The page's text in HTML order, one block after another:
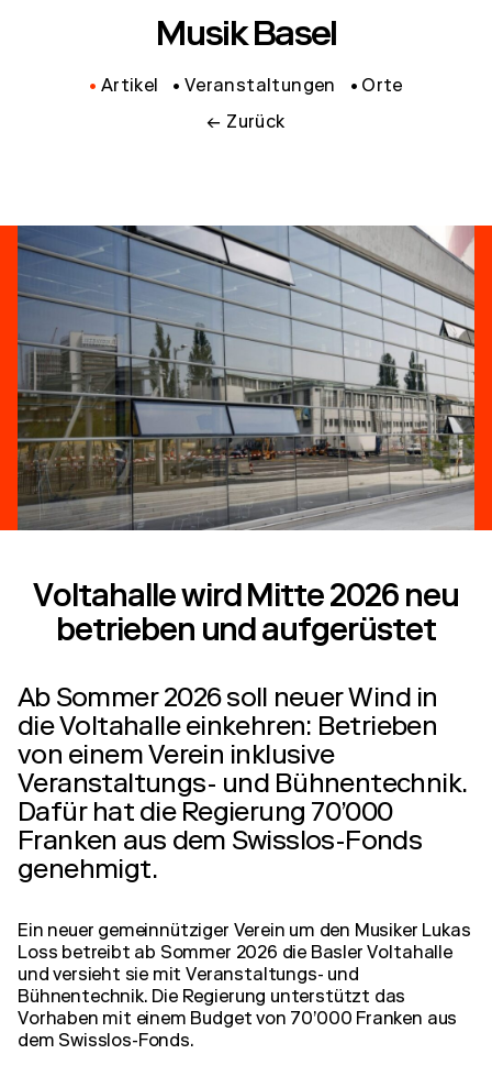
Musik Basel
Artikel Veranstaltungen Orte
← Zurück
Voltahalle wird Mitte 2026 neu
betrieben und aufgerüstet
Ab Sommer 2026 soll neuer Wind in
die Voltahalle einkehren: Betrieben
von einem Verein inklusive
Veranstaltungs- und Bühnentechnik.
Dafür hat die Regierung 70’000
Franken aus dem Swisslos-Fonds
genehmigt.
Ein neuer gemeinnütziger Verein um den Musiker Lukas
Loss betreibt ab Sommer 2026 die Basler Voltahalle
und versieht sie mit Veranstaltungs- und
Bühnentechnik. Die Regierung unterstützt das
Vorhaben mit einem Budget von 70’000 Franken aus
dem Swisslos-Fonds.